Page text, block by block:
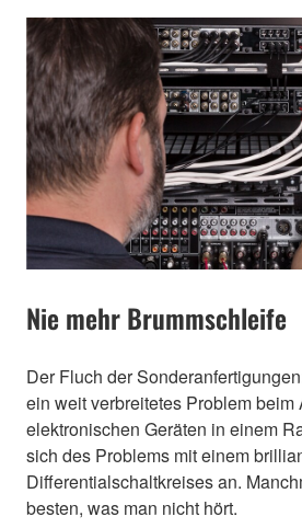
Nie mehr Brummschleife
Der Fluch der
ein weit verbreitetes Problem
elektronischen Geräten in einem
sich des Problems mit einem
Differentialschaltkreises an.
besten, was man nicht hört.